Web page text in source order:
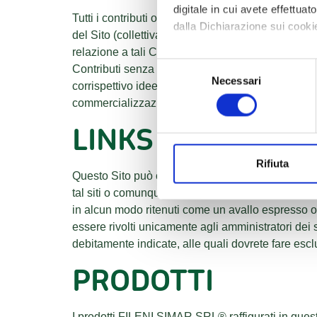
digitale in cui avete
dalla Dichiarazione sui
Con il tuo consenso,
raccogliere
Identificare il tuo
digitali).
Approfondisci come
modificare o ritirare il tuo
Utilizziamo i cookie per
nostro traffico.
di analisi dei dati web,
che hanno raccolto dal tuo
del
Necessari
Rifiuta
Tutti i contributi o materiali trasmessi a FILENI
del Sito (collettivamente, i “Contributi”)
relazione a tali Contributi e potrà liberamente
Contributi senza alcuna limitazione o
corrispettivo idee, concetti, know-how o
commercializzazione di prodotti che incorporino
LINKS E
Questo Sito può contenere rinvii ad altri siti
tal siti o comunque ottenibili per loro tramite.
in alcun modo ritenuti come un avallo espresso
essere rivolti unicamente agli amministratori dei
debitamente indicate, alle quali dovrete fare
PRODOTTI